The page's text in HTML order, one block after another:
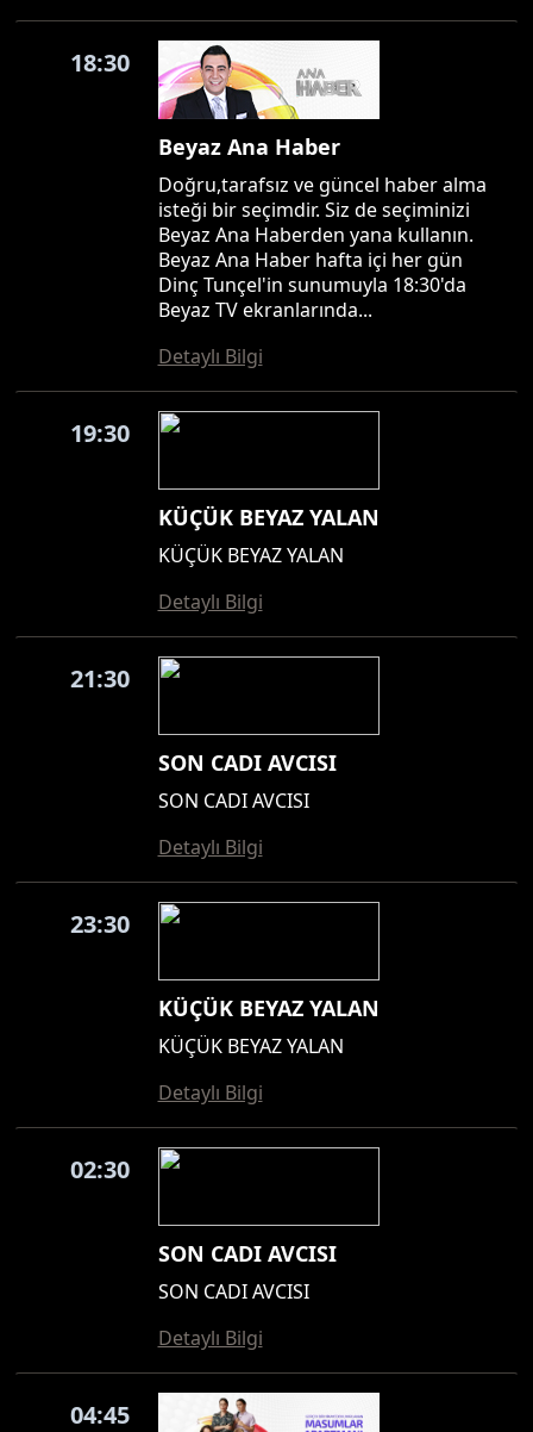
18:30
Beyaz Ana Haber
Doğru,tarafsız ve güncel haber alma
isteği bir seçimdir. Siz de seçiminizi
Beyaz Ana Haberden yana kullanın.
Beyaz Ana Haber hafta içi her gün
Dinç Tunçel'in sunumuyla 18:30'da
Beyaz TV ekranlarında...
Detaylı Bilgi
19:30
KÜÇÜK BEYAZ YALAN
KÜÇÜK BEYAZ YALAN
Detaylı Bilgi
21:30
SON CADI AVCISI
SON CADI AVCISI
Detaylı Bilgi
23:30
KÜÇÜK BEYAZ YALAN
KÜÇÜK BEYAZ YALAN
Detaylı Bilgi
02:30
SON CADI AVCISI
SON CADI AVCISI
Detaylı Bilgi
04:45